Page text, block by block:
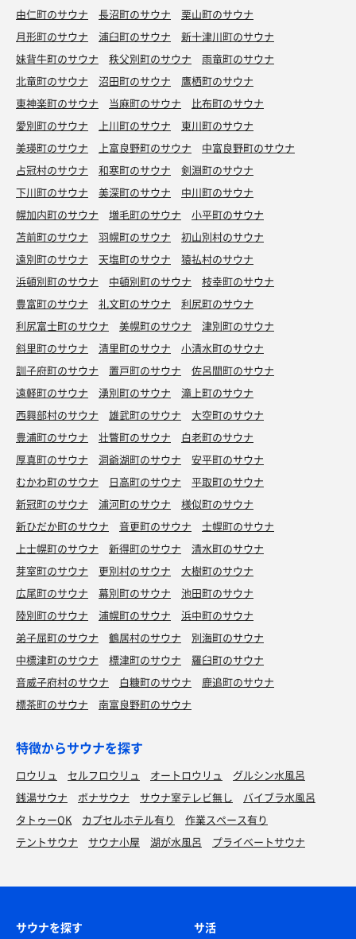
由仁町のサウナ
長沼町のサウナ
栗山町のサウナ
月形町のサウナ
浦臼町のサウナ
新十津川町のサウナ
妹背牛町のサウナ
秩父別町のサウナ
雨竜町のサウナ
北竜町のサウナ
沼田町のサウナ
鷹栖町のサウナ
東神楽町のサウナ
当麻町のサウナ
比布町のサウナ
愛別町のサウナ
上川町のサウナ
東川町のサウナ
美瑛町のサウナ
上富良野町のサウナ
中富良野町のサウナ
占冠村のサウナ
和寒町のサウナ
剣淵町のサウナ
下川町のサウナ
美深町のサウナ
中川町のサウナ
幌加内町のサウナ
増毛町のサウナ
小平町のサウナ
苫前町のサウナ
羽幌町のサウナ
初山別村のサウナ
遠別町のサウナ
天塩町のサウナ
猿払村のサウナ
浜頓別町のサウナ
中頓別町のサウナ
枝幸町のサウナ
豊富町のサウナ
礼文町のサウナ
利尻町のサウナ
利尻富士町のサウナ
美幌町のサウナ
津別町のサウナ
斜里町のサウナ
清里町のサウナ
小清水町のサウナ
訓子府町のサウナ
置戸町のサウナ
佐呂間町のサウナ
遠軽町のサウナ
湧別町のサウナ
滝上町のサウナ
西興部村のサウナ
雄武町のサウナ
大空町のサウナ
豊浦町のサウナ
壮瞥町のサウナ
白老町のサウナ
厚真町のサウナ
洞爺湖町のサウナ
安平町のサウナ
むかわ町のサウナ
日高町のサウナ
平取町のサウナ
新冠町のサウナ
浦河町のサウナ
様似町のサウナ
新ひだか町のサウナ
音更町のサウナ
士幌町のサウナ
上士幌町のサウナ
新得町のサウナ
清水町のサウナ
芽室町のサウナ
更別村のサウナ
大樹町のサウナ
広尾町のサウナ
幕別町のサウナ
池田町のサウナ
陸別町のサウナ
浦幌町のサウナ
浜中町のサウナ
弟子屈町のサウナ
鶴居村のサウナ
別海町のサウナ
中標津町のサウナ
標津町のサウナ
羅臼町のサウナ
音威子府村のサウナ
白糠町のサウナ
鹿追町のサウナ
標茶町のサウナ
南富良野町のサウナ
特徴からサウナを探す
ロウリュ セルフロウリュ オートロウリュ
グルシン水風呂
銭湯サウナ
ボナサウナ サウナ室テレビ無し
バイブラ水風呂
タトゥーOK
カプセルホテル有り
作業スペース有り
テントサウナ
サウナ小屋 湖が水風呂 プライベートサウナ
サウナを探す サ活